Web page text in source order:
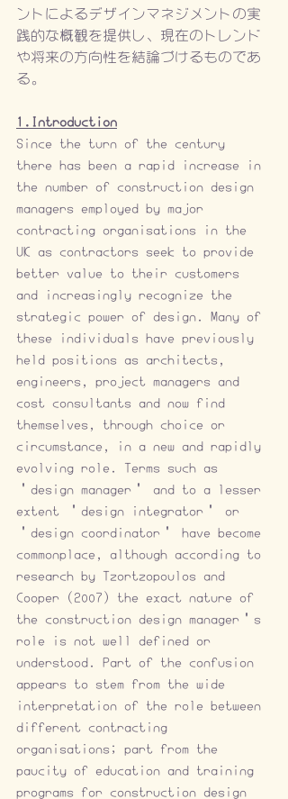
ントによるデザインマネジメントの実
践的な概観を提供し、現在のトレンド
や将来の方向性を結論づけるものであ
る。
1.Introduction
Since the turn of the century
there has been a rapid increase in
the number of construction design
managers employed by major
contracting organisations in the
UK as contractors seek to provide
better value to their customers
and increasingly recognize the
strategic power of design. Many of
these individuals have previously
held positions as architects,
engineers, project managers and
cost consultants and now find
themselves, through choice or
circumstance, in a new and rapidly
evolving role. Terms such as
‘design manager’ and to a lesser
extent ‘design integrator’ or
‘design coordinator’ have become
commonplace, although according to
research by Tzortzopoulos and
Cooper (2007) the exact nature of
the construction design manager’s
role is not well defined or
understood. Part of the confusion
appears to stem from the wide
interpretation of the role between
different contracting
organisations; part from the
paucity of education and training
programs for construction design